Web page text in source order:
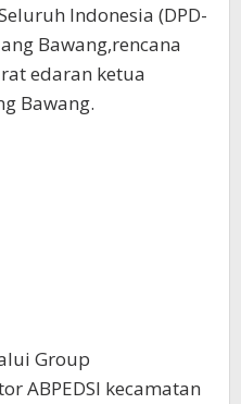
Indonesia (DPD-
Bawang,rencana
edaran ketua
Bawang.
Group
ABPEDSI kecamatan